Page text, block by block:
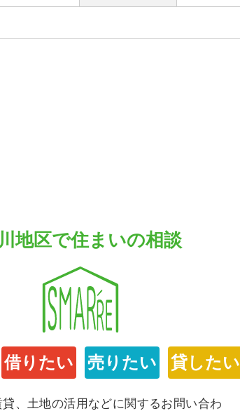
地区で住まいの相談
借りたい 売りたい 貸したい
、土地の活用などに関するお問い合わ